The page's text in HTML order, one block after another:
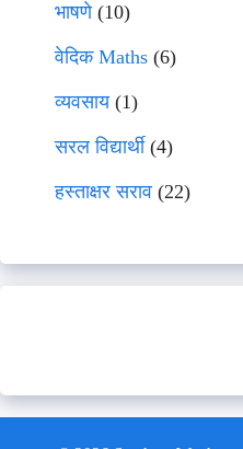
भाषणे(10)
वेदिक Maths (6)
व्यवसाय(1)
सरल विद्यार्थी(4)
हस्ताक्षर सराव (22)